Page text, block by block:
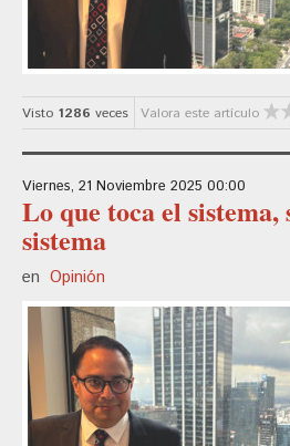
Visto 1286 veces Valora este artículo
Viernes, 21 Noviembre 2025 00:00
Lo que toca el sistema,
sistema
en Opinión